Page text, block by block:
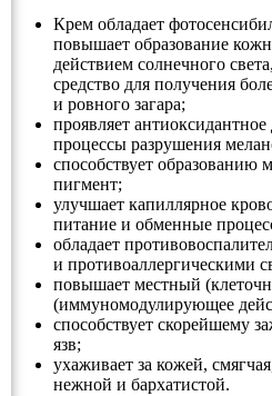
Крем обладает
повышает образование
действием солнечного
средство для получения
и ровного загара;
проявляет антиоксидантное
процессы разрушения
способствует образованию
пигмент;
улучшает капиллярное
питание и обменные
обладает
и противоаллергическими
повышает местный
(иммуномодулирующее
способствует скорейшему
язв;
ухаживает за кожей,
нежной и бархатистой.